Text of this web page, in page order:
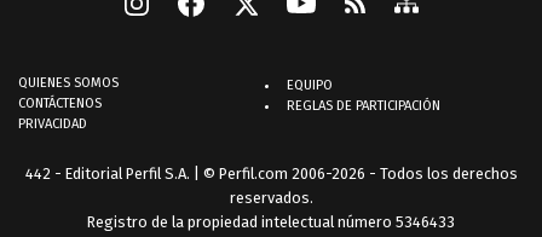
QUIENES SOMOS
CONTÁCTENOS
PRIVACIDAD
EQUIPO
REGLAS DE PARTICIPACIÓN
442 - Editorial Perfil S.A. | © Perfil.com 2006-2026 - Todos los derechos
reservados.
Registro de la propiedad intelectual número 5346433